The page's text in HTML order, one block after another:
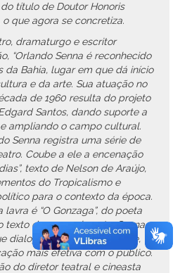
título de Doutor Honoris
o que agora se concretiza.
dramaturgo e escritor
“Orlando Senna é reconhecido
da Bahia, lugar em que dá início
e da arte. Sua atuação no
de 1960 resulta do projeto
Santos, dando suporte a
ampliando o campo cultural.
Senna registra uma série de
Coube a ele a encenação
texto de Nelson de Araújo,
do Tropicalismo e
para o contexto da época.
é “O Gonzaga”, do poeta
texto do esquecimento, Senna
dialogavam com o presente,
mais efetiva com o público.
do diretor teatral e cineasta